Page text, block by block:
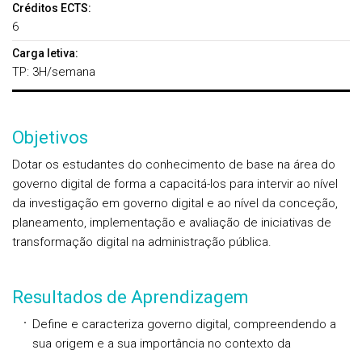
Créditos ECTS:
6
Carga letiva:
TP: 3H/semana
Objetivos
Dotar os estudantes do conhecimento de base na área do
governo digital de forma a capacitá-los para intervir ao nível
da investigação em governo digital e ao nível da conceção,
planeamento, implementação e avaliação de iniciativas de
transformação digital na administração pública.
Resultados de Aprendizagem
Define e caracteriza governo digital, compreendendo a
sua origem e a sua importância no contexto da